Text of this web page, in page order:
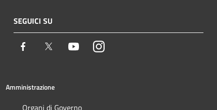
SEGUICI SU
Facebook Twitter YoutubeInstagram
Amministrazione
Organi di Governo